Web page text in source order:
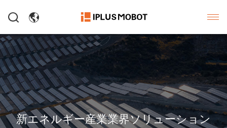
新エネルギー産業業界ソリューション